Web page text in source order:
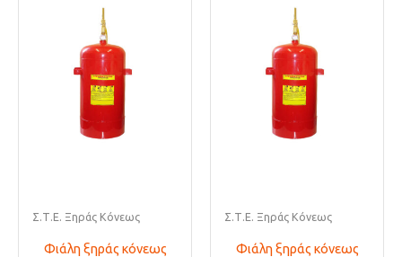
Σ.Τ.Ε. Ξηράς Κόνεως
Φιάλη ξηράς κόνεως
Σ.Τ.Ε. Ξηράς Κόνεως
Φιάλη ξηράς κόνεως